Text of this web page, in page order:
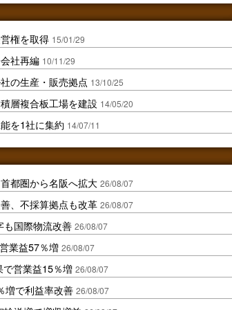
権を取得 15/01/29
社再編 10/11/29
の生産・販売拠点 13/10/25
層複合板工場を建設 14/05/20
を1社に集約 14/07/11
都圏から名阪へ拡大 26/08/07
、不採算拠点も改革 26/08/07
も国際物流改善 26/08/07
業益57％増 26/08/07
営業益15％増 26/08/07
増で利益率改善 26/08/07